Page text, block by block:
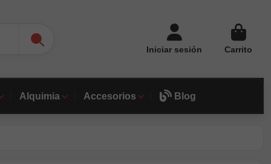
Iniciar sesión Carrito
Alquimia Accesorios Blog